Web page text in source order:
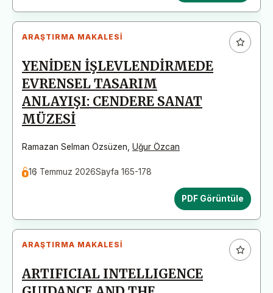
ARAŞTIRMA MAKALESI
YENİDEN İŞLEVLENDİRMEDE
EVRENSEL TASARIM
ANLAYIŞI: CENDERE SANAT
MÜZESİ
Ramazan Selman Özsüzen Uğur Özcan
16 Temmuz 2026Sayfa 165-178
PDF Görüntüle
ARAŞTIRMA MAKALESI
ARTIFICIAL INTELLIGENCE